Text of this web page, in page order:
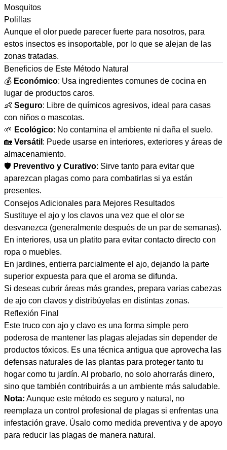
Mosquitos
Polillas
Aunque el olor puede parecer fuerte para nosotros, para
estos insectos es insoportable, por lo que se alejan de las
zonas tratadas.
Beneficios de Este Método Natural
💰 Económico: Usa ingredientes comunes de cocina en
lugar de productos caros.
👶 Seguro: Libre de químicos agresivos, ideal para casas
con niños o mascotas.
🌱 Ecológico: No contamina el ambiente ni daña el suelo.
🏡 Versátil : Puede usarse en interiores, exteriores y áreas de
almacenamiento.
🛡️ Preventivo y Curativo: Sirve tanto para evitar que
aparezcan plagas como para combatirlas si ya están
presentes.
Consejos Adicionales para Mejores Resultados
Sustituye el ajo y los clavos una vez que el olor se
desvanezca (generalmente después de un par de semanas).
En interiores, usa un platito para evitar contacto directo con
ropa o muebles.
En jardines, entierra parcialmente el ajo, dejando la parte
superior expuesta para que el aroma se difunda.
Si deseas cubrir áreas más grandes, prepara varias cabezas
de ajo con clavos y distribúyelas en distintas zonas.
Reflexión Final
Este truco con ajo y clavo es una forma simple pero
poderosa de mantener las plagas alejadas sin depender de
productos tóxicos. Es una técnica antigua que aprovecha las
defensas naturales de las plantas para proteger tanto tu
hogar como tu jardín. Al probarlo, no solo ahorrarás dinero,
sino que también contribuirás a un ambiente más saludable.
Nota: Aunque este método es seguro y natural, no
reemplaza un control profesional de plagas si enfrentas una
infestación grave. Úsalo como medida preventiva y de apoyo
para reducir las plagas de manera natural.